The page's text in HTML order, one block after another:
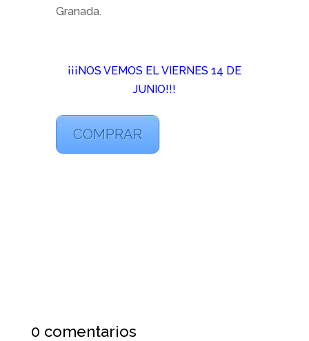
Granada.
¡¡¡NOS VEMOS EL VIERNES 14 DE
JUNIO!!!
COMPRAR
0 comentarios